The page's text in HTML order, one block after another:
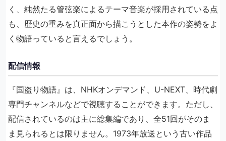
く、純然たる管弦楽によるテーマ音楽が採用されている点
も、歴史の重みを真正面から描こうとした本作の姿勢をよ
く物語っていると言えるでしょう。
配信情報
『国盗り物語』は、NHKオンデマンド、U-NEXT、時代劇
専門チャンネルなどで視聴することができます。ただし、
配信されているのは主に総集編であり、全51回がそのま
ま見られるとは限りません。1973年放送という古い作品